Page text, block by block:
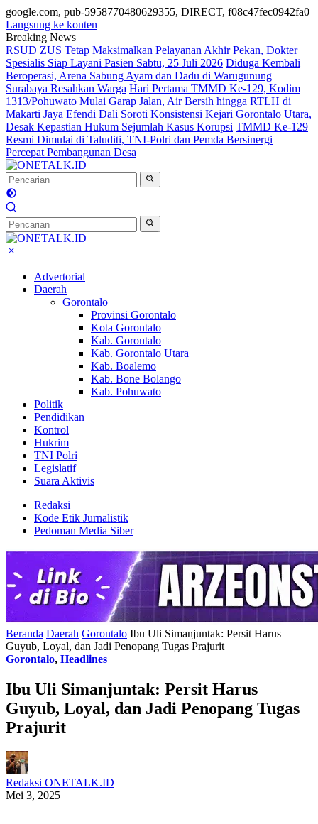
google.com, pub-5958770480629355, DIRECT, f08c47fec0942fa0
Langsung ke konten
Breaking News
RSUD ZUS Tetap Maksimalkan Pelayanan Akhir Pekan, Dokter
Spesialis Siap Layani Pasien Sabtu, 25 Juli 2026 Diduga Kembali
Beroperasi, Arena Sabung Ayam dan Dadu di Warugunung
Surabaya Resahkan Warga Hari Pertama TMMD Ke-129, Kodim
1313/Pohuwato Mulai Garap Jalan, Air Bersih hingga RTLH di
Makarti Jaya Efendi Dali Soroti Konsistensi Kejari Gorontalo Utara,
Desak Kepastian Hukum Sejumlah Kasus Korupsi TMMD Ke-129
Resmi Dimulai di Taluditi, TNI-Polri dan Pemda Bersinergi
Percepat Pembangunan Desa
Advertorial
Daerah
Gorontalo
Provinsi Gorontalo
Kota Gorontalo
Kab. Gorontalo
Kab. Gorontalo Utara
Kab. Boalemo
Kab. Bone Bolango
Kab. Pohuwato
Politik
Pendidikan
Kontrol
Hukrim
TNI Polri
Legislatif
Suara Aktivis
Redaksi
Kode Etik Jurnalistik
Pedoman Media Siber
Beranda Daerah Gorontalo Ibu Uli Simanjuntak: Persit Harus
Guyub, Loyal, dan Jadi Penopang Tugas Prajurit
Gorontalo, Headlines
Ibu Uli Simanjuntak: Persit Harus
Guyub, Loyal, dan Jadi Penopang Tugas
Prajurit
Redaksi ONETALK.ID
Mei 3, 2025